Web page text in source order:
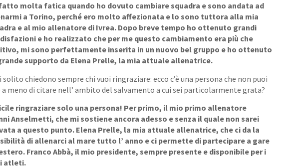
molta fatica quando ho dovuto cambiare squadra e sono andata ad
a Torino, perché ero molto affezionata e lo sono tuttora alla mia
e al mio allenatore di Ivrea. Dopo breve tempo ho ottenuto grandi
e ho realizzato che per me questo cambiamento era più che
mi sono perfettamente inserita in un nuovo bel gruppo e ho ottenuto
supporto da Elena Prelle, la mia attuale allenatrice.
solito chiedono sempre chi vuoi ringraziare: ecco c’è una persona che non puoi
a meno di citare nell’ ambito del salvamento a cui sei particolarmente grata?
ringraziare solo una persona! Per primo, il mio primo allenatore
Anselmetti, che mi sostiene ancora adesso e senza il quale non sarei
a questo punto. Elena Prelle, la mia attuale allenatrice, che ci da la
di allenarci al mare tutto l’ anno e ci permette di partecipare a gare
Franco Abbà, il mio presidente, sempre presente e disponibile per i
atleti.